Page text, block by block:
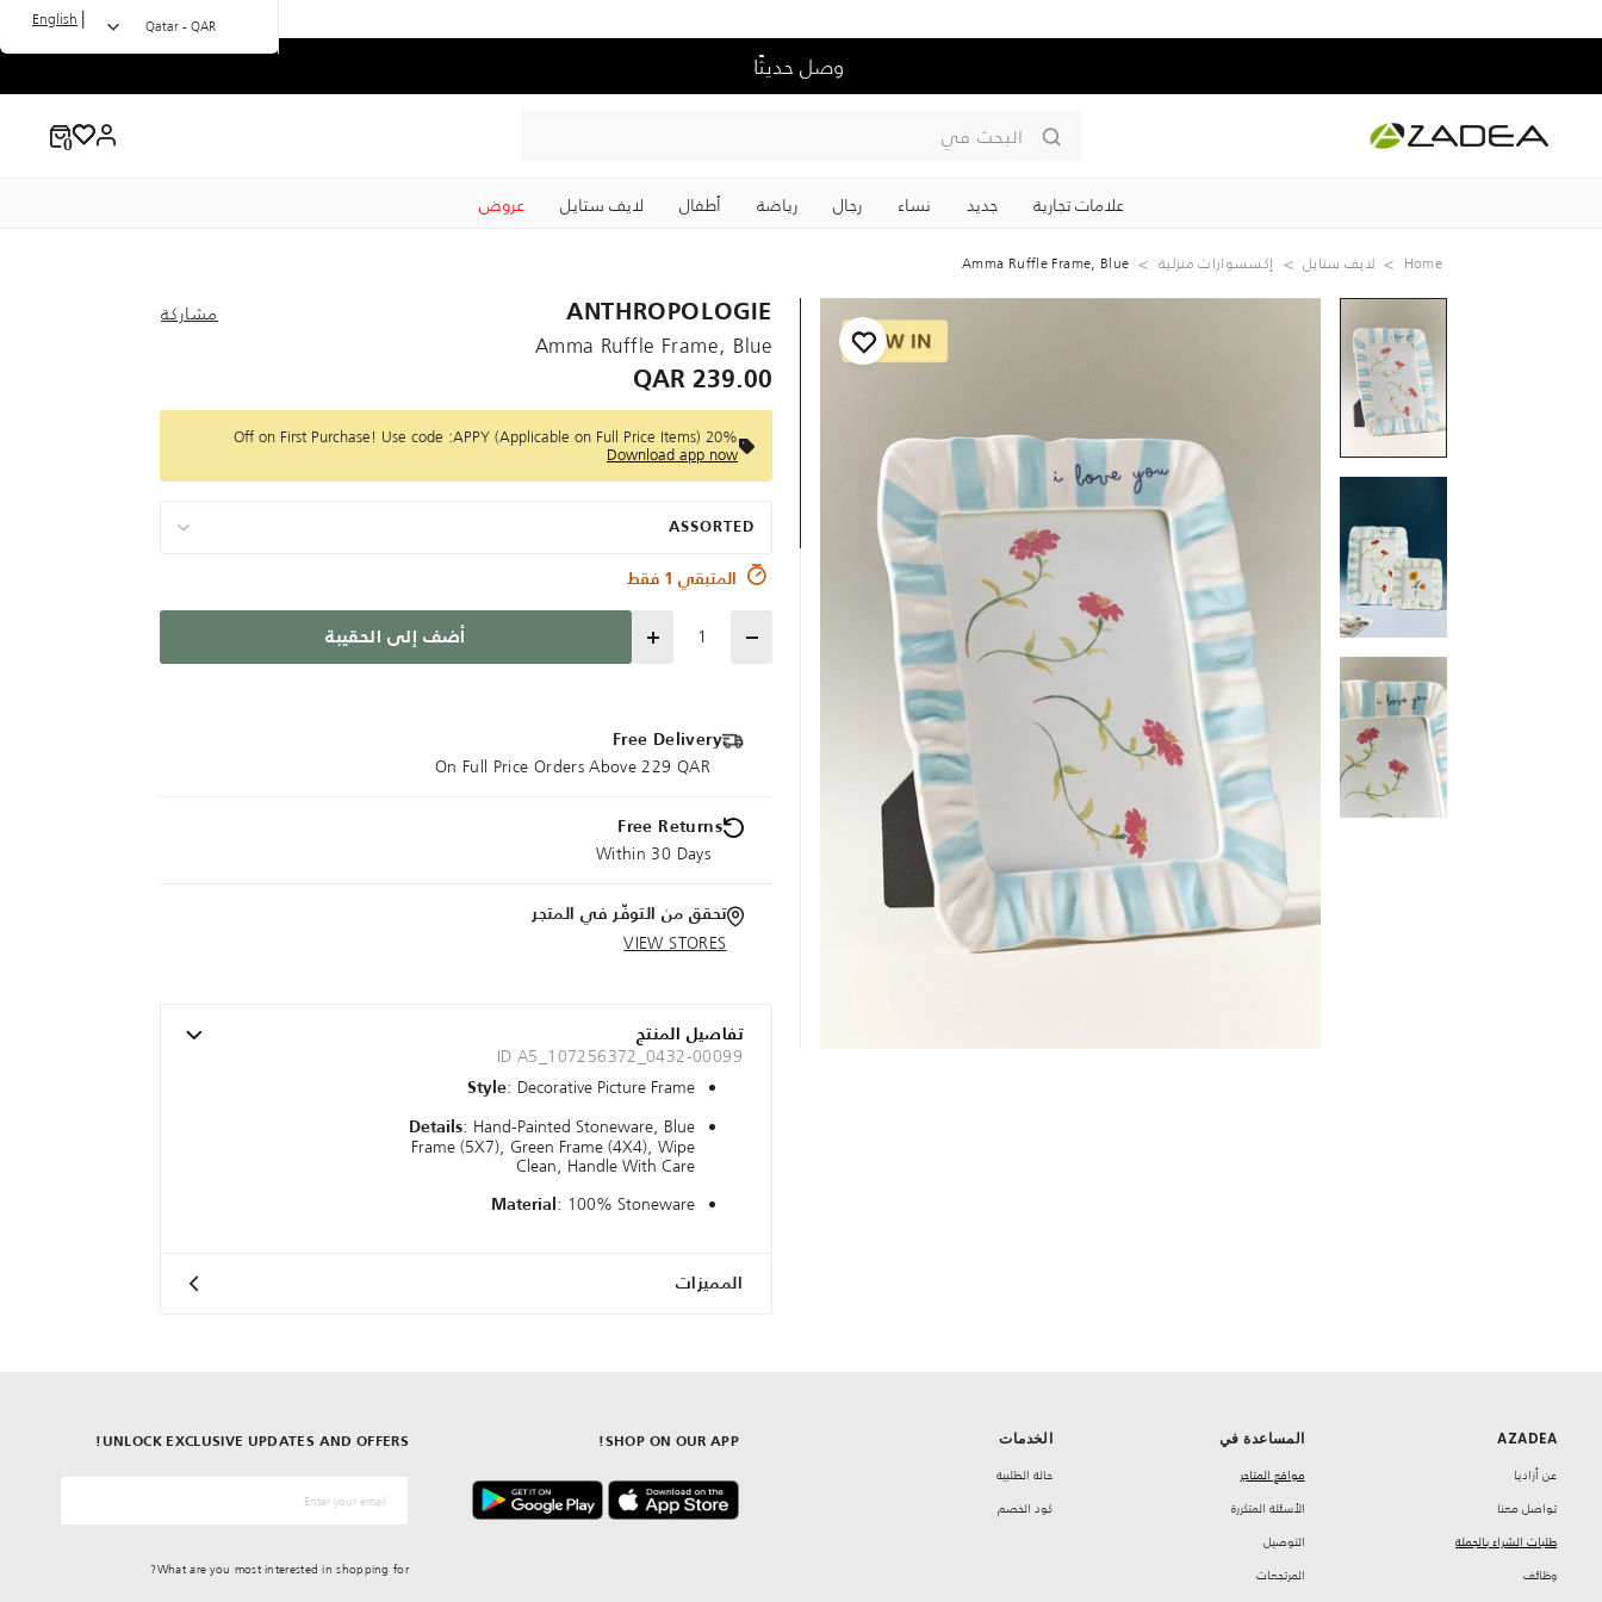
وصل حديثًا
البحث في
علامات تجارية جديد نساء رجال رياضة ‏أطفال لايف ستايل عروض
Qatar - QAR
|
English
Home لايف ستايل إكسسوارات منزلية Amma Ruffle Frame, Blue
ANTHROPOLOGIE مشاركة
Amma Ruffle Frame, Blue
239.00 QAR
20% Off on First Purchase! Use code :APPY (Applicable on Full Price Items)
Download app now
ASSORTED
المتبقي 1 فقط
Quantity أضف إلى الحقيبة
Free Delivery
On Full Price Orders Above 229 QAR
Free Returns
Within 30 Days
تحقق من التوفّر في المتجر
VIEW STORES
تفاصيل المنتج
ID A5_107256372_0432-00099
Style: Decorative Picture Frame
Details: Hand-Painted Stoneware, Blue
Frame (5X7), Green Frame (4X4), Wipe
Clean, Handle With Care
Material : 100% Stoneware
المميزات
AZADEA
‏عن أزاديا
تواصل معنا
طلبات الشراء بالجملة
‏وظائف
المساعدة في
مواقع المتاجر
‏الأسئلة المتكررة
‏التوصيل
‏المرتجعات
الخدمات
حالة الطلبية
كود الخصم
SHOP ON OUR APP!
UNLOCK EXCLUSIVE UPDATES AND OFFERS!
What are you most interested in shopping for?